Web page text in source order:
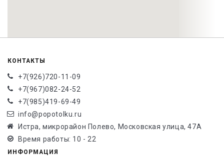
КОНТАКТЫ
+7(926)720-11-09
+7(967)082-24-52
+7(985)419-69-49
info@popotolku.ru
Истра, микрорайон Полево, Московская улица, 47А
Время работы: 10 - 22
ИНФОРМАЦИЯ